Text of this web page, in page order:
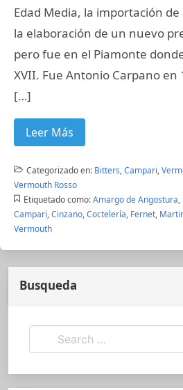
Edad Media, la importación
la elaboración de un nuevo
pero fue en el Piamonte
XVII. Fue Antonio Carpano
[…]
Leer Más
Categorizado en: Bitters,Campari,
Vermouth Rosso
Etiquetado como: Amargo de Angostura,
Campari,Cinzano,Coctelería, Fernet,
Vermouth
Busqueda